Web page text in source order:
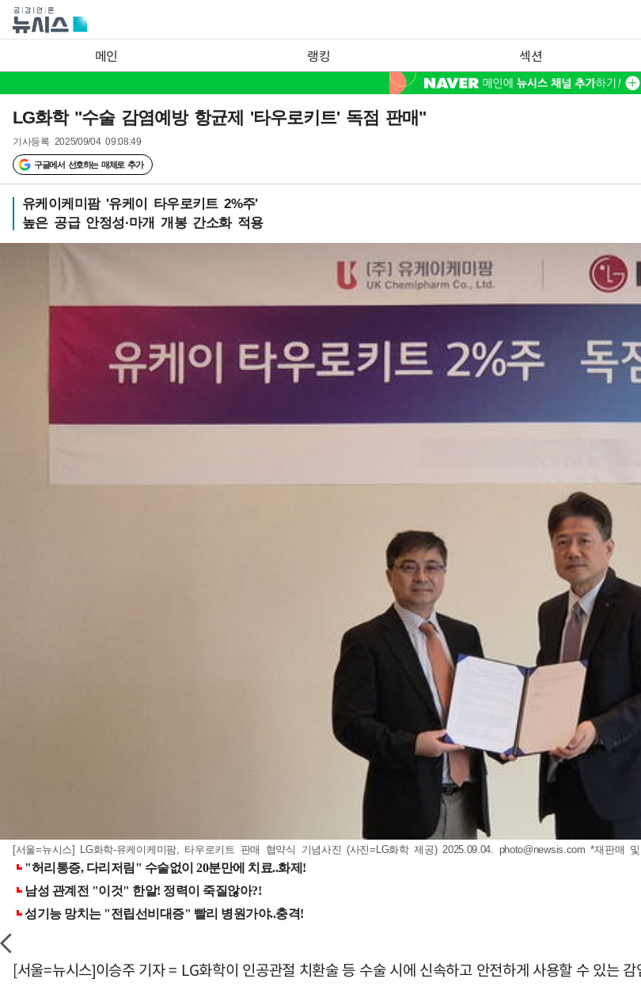
메인 랭킹 섹션
LG화학 "수술 감염예방 항균제 '타우로키트' 독점 판매"
기사등록 2025/09/04 09:08:49
구글에서 선호하는 매체로 추가
유케이케미팜 '유케이 타우로키트 2%주'
높은 공급 안정성·마개 개봉 간소화 적용
[서울=뉴시스] LG화학-유케이케미팜, 타우로키트 판매 협약식 기념사진 (사진=LG화학 제공) 2025.09.04. photo@newsis.com *재판매
[서울=뉴시스]이승주 기자 = LG화학이 인공관절 치환술 등 수술 시에 신속하고 안전하게 사용할 수 있는